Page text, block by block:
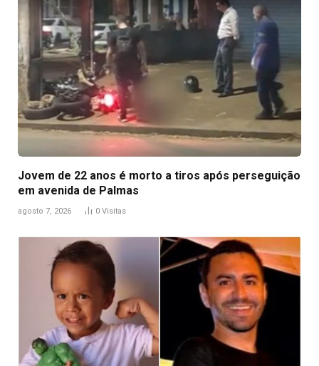
Jovem de 22 anos é morto a tiros após perseguição
em avenida de Palmas
agosto 7, 2026 0 Visitas